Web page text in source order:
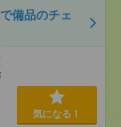
備品のチェ
気になる！